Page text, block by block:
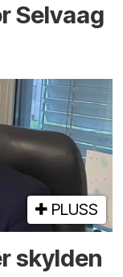
Selvaag
PLUSS
skylden